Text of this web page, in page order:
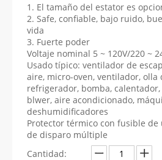
1. El tamaño del estator es
2. Safe, confiable, bajo ruido,
vida
3. Fuerte poder
Voltaje nominal 5 ~ 120V/220 ~
Usado típico: ventilador de
aire, micro-oven, ventilador, olla
refrigerador, bomba,
blwer, aire acondicionado,
deshumidificadores
Protector térmico con fusible
de disparo múltiple
Cantidad: